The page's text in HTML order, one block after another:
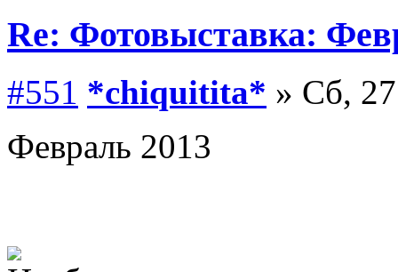
Re: Фотовыставка:
#551 *chiquitita* » Сб,
Февраль 2013